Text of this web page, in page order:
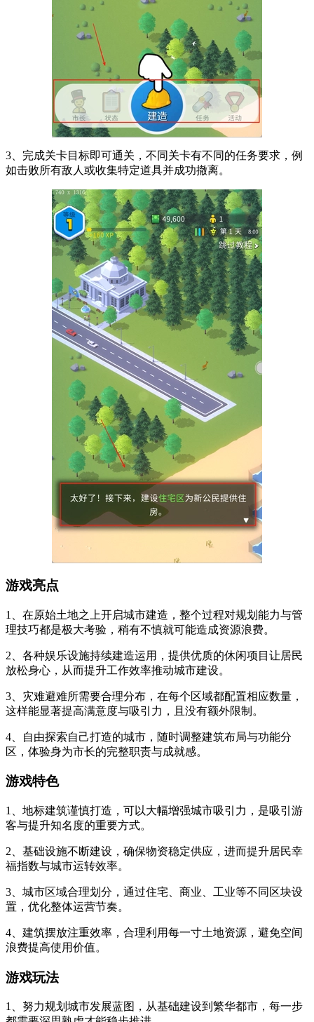
3、完成关卡目标即可通关，不同关卡有不同的任务要求，例
如击败所有敌人或收集特定道具并成功撤离。
游戏亮点
1、在原始土地之上开启城市建造，整个过程对规划能力与管
理技巧都是极大考验，稍有不慎就可能造成资源浪费。
2、各种娱乐设施持续建造运用，提供优质的休闲项目让居民
放松身心，从而提升工作效率推动城市建设。
3、灾难避难所需要合理分布，在每个区域都配置相应数量，
这样能显著提高满意度与吸引力，且没有额外限制。
4、自由探索自己打造的城市，随时调整建筑布局与功能分
区，体验身为市长的完整职责与成就感。
游戏特色
1、地标建筑谨慎打造，可以大幅增强城市吸引力，是吸引游
客与提升知名度的重要方式。
2、基础设施不断建设，确保物资稳定供应，进而提升居民幸
福指数与城市运转效率。
3、城市区域合理划分，通过住宅、商业、工业等不同区块设
置，优化整体运营节奏。
4、建筑摆放注重效率，合理利用每一寸土地资源，避免空间
浪费提高使用价值。
游戏玩法
1、努力规划城市发展蓝图，从基础建设到繁华都市，每一步